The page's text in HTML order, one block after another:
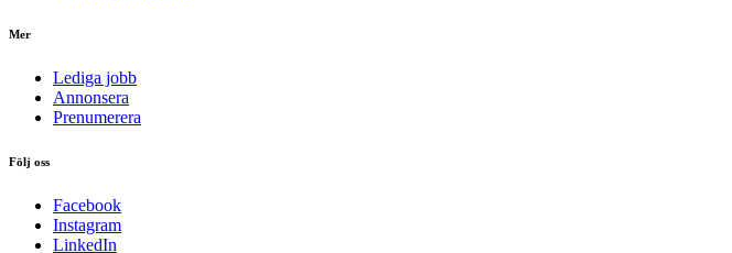
Mer
Lediga jobb
Annonsera
Prenumerera
Följ oss
Facebook
Instagram
LinkedIn